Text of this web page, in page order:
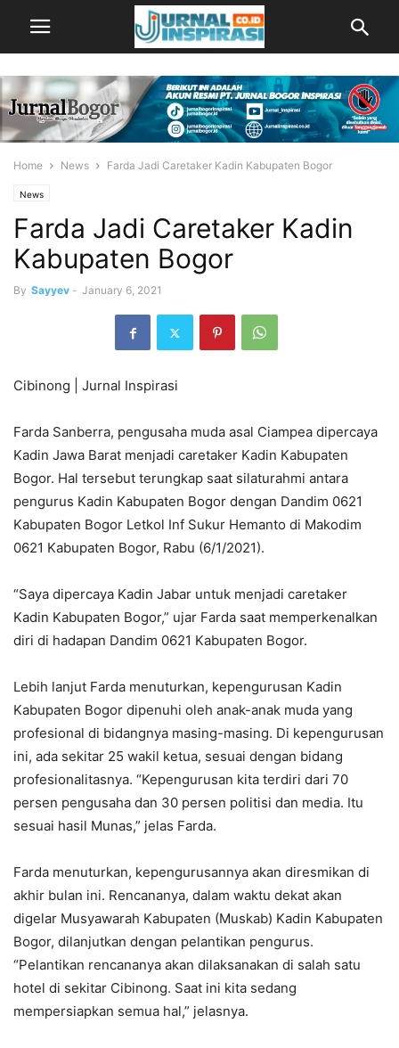
Home News Farda Jadi Caretaker Kadin Kabupaten Bogor
News
Farda Jadi Caretaker Kadin
Kabupaten Bogor
By Sayyev - January 6, 2021
Cibinong | Jurnal Inspirasi
Farda Sanberra, pengusaha muda asal Ciampea dipercaya
Kadin Jawa Barat menjadi caretaker Kadin Kabupaten
Bogor. Hal tersebut terungkap saat silaturahmi antara
pengurus Kadin Kabupaten Bogor dengan Dandim 0621
Kabupaten Bogor Letkol Inf Sukur Hemanto di Makodim
0621 Kabupaten Bogor, Rabu (6/1/2021).
“Saya dipercaya Kadin Jabar untuk menjadi caretaker
Kadin Kabupaten Bogor,” ujar Farda saat memperkenalkan
diri di hadapan Dandim 0621 Kabupaten Bogor.
Lebih lanjut Farda menuturkan, kepengurusan Kadin
Kabupaten Bogor dipenuhi oleh anak-anak muda yang
profesional di bidangnya masing-masing. Di kepengurusan
ini, ada sekitar 25 wakil ketua, sesuai dengan bidang
profesionalitasnya. “Kepengurusan kita terdiri dari 70
persen pengusaha dan 30 persen politisi dan media. Itu
sesuai hasil Munas,” jelas Farda.
Farda menuturkan, kepengurusannya akan diresmikan di
akhir bulan ini. Rencananya, dalam waktu dekat akan
digelar Musyawarah Kabupaten (Muskab) Kadin Kabupaten
Bogor, dilanjutkan dengan pelantikan pengurus.
“Pelantikan rencananya akan dilaksanakan di salah satu
hotel di sekitar Cibinong. Saat ini kita sedang
mempersiapkan semua hal,” jelasnya.